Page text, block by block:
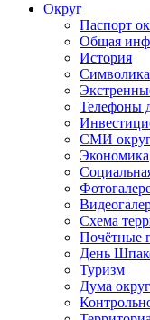
Округ
Паспорт
Общая
История
Символика
Телефоны
СМИ
Экономика
Схема
Почётные
День
Туризм
Дума